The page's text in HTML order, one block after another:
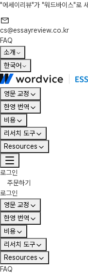
"에세이리뷰"가 "워드바이스"로
cs@essayreview.co.kr
FAQ
소개
한국어
영문 교정
한영 번역
비용
리서치 도구
Resources
로그인
주문하기
로그인
영문 교정
한영 번역
비용
리서치 도구
Resources
FAQ